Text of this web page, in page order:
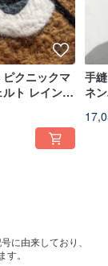
クニックマ
ト レインボ
ー - かわい
手
ネ
ル
に由来しており、
。